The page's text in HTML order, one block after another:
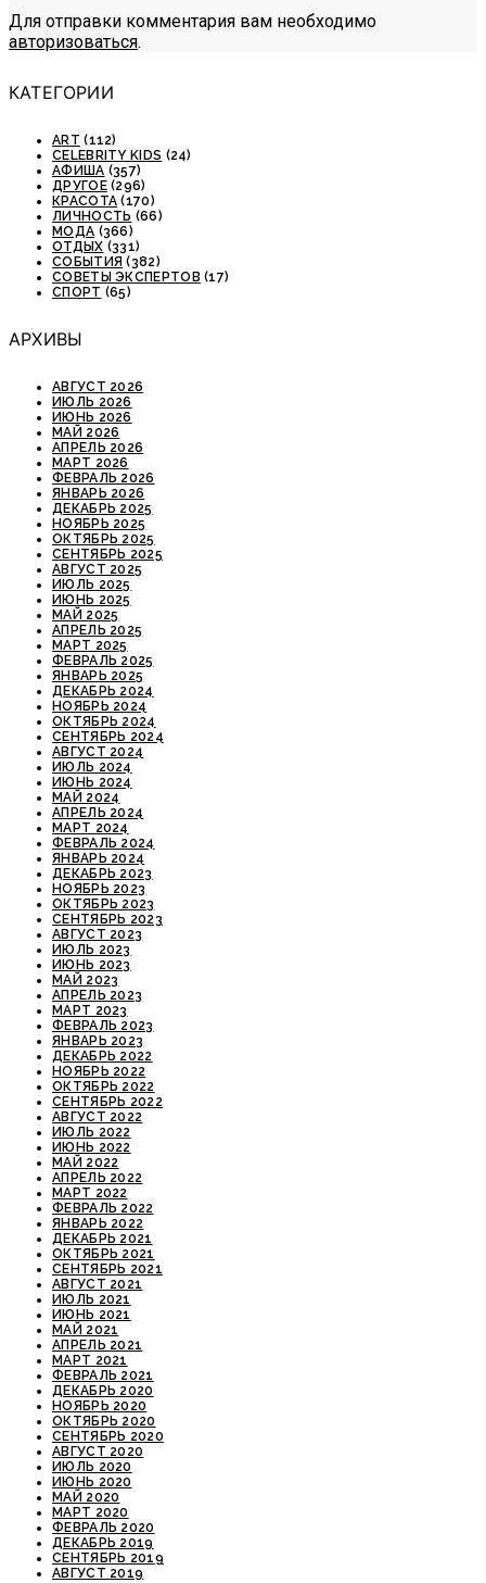
Для отправки комментария вам необходимо
авторизоваться.
КАТЕГОРИИ
ART (112)
CELEBRITY KIDS (24)
АФИША (357)
ДРУГОЕ(296)
КРАСОТА (170)
ЛИЧНОСТЬ (66)
МОДА (366)
ОТДЫХ (331)
СОБЫТИЯ (382)
СОВЕТЫ ЭКСПЕРТОВ (17)
СПОРТ (65)
АРХИВЫ
АВГУСТ 2026
ИЮЛЬ 2026
ИЮНЬ 2026
МАЙ 2026
АПРЕЛЬ 2026
МАРТ 2026
ФЕВРАЛЬ 2026
ЯНВАРЬ 2026
ДЕКАБРЬ 2025
НОЯБРЬ 2025
ОКТЯБРЬ 2025
СЕНТЯБРЬ 2025
АВГУСТ 2025
ИЮЛЬ 2025
ИЮНЬ 2025
МАЙ 2025
АПРЕЛЬ 2025
МАРТ 2025
ФЕВРАЛЬ 2025
ЯНВАРЬ 2025
ДЕКАБРЬ 2024
НОЯБРЬ 2024
ОКТЯБРЬ 2024
СЕНТЯБРЬ 2024
АВГУСТ 2024
ИЮЛЬ 2024
ИЮНЬ 2024
МАЙ 2024
АПРЕЛЬ 2024
МАРТ 2024
ФЕВРАЛЬ 2024
ЯНВАРЬ 2024
ДЕКАБРЬ 2023
НОЯБРЬ 2023
ОКТЯБРЬ 2023
СЕНТЯБРЬ 2023
АВГУСТ 2023
ИЮЛЬ 2023
ИЮНЬ 2023
МАЙ 2023
АПРЕЛЬ 2023
МАРТ 2023
ФЕВРАЛЬ 2023
ЯНВАРЬ 2023
ДЕКАБРЬ 2022
НОЯБРЬ 2022
ОКТЯБРЬ 2022
СЕНТЯБРЬ 2022
АВГУСТ 2022
ИЮЛЬ 2022
ИЮНЬ 2022
МАЙ 2022
АПРЕЛЬ 2022
МАРТ 2022
ФЕВРАЛЬ 2022
ЯНВАРЬ 2022
ДЕКАБРЬ 2021
ОКТЯБРЬ 2021
СЕНТЯБРЬ 2021
АВГУСТ 2021
ИЮЛЬ 2021
ИЮНЬ 2021
МАЙ 2021
АПРЕЛЬ 2021
МАРТ 2021
ФЕВРАЛЬ 2021
ДЕКАБРЬ 2020
НОЯБРЬ 2020
ОКТЯБРЬ 2020
СЕНТЯБРЬ 2020
АВГУСТ 2020
ИЮЛЬ 2020
ИЮНЬ 2020
МАЙ 2020
МАРТ 2020
ФЕВРАЛЬ 2020
ДЕКАБРЬ 2019
СЕНТЯБРЬ 2019
АВГУСТ 2019